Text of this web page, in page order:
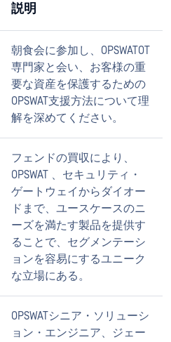
説明
朝食会に参加し、OPSWATOT
専門家と会い、お客様の重
要な資産を保護するための
OPSWAT支援方法について理
解を深めてください。
フェンドの買収により、
OPSWAT 、セキュリティ・
ゲートウェイからダイオー
ドまで、ユースケースのニ
ーズを満たす製品を提供す
ることで、セグメンテーシ
ョンを容易にするユニーク
な立場にある。
OPSWATシニア・ソリューシ
ョン・エンジニア、ジェー